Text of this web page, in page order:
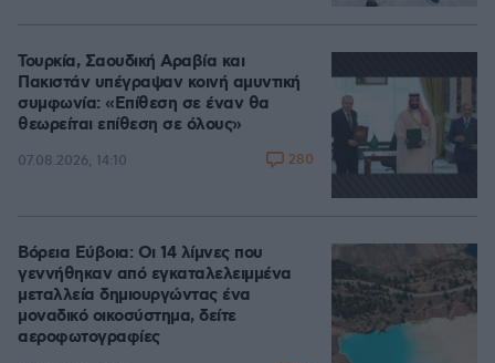
Τουρκία, Σαουδική Αραβία και
Πακιστάν υπέγραψαν κοινή αμυντική
συμφωνία: «Επίθεση σε έναν θα
θεωρείται επίθεση σε όλους»
07.08.2026, 14:10 280
Βόρεια Εύβοια: Οι 14 λίμνες που
γεννήθηκαν από εγκαταλελειμμένα
μεταλλεία δημιουργώντας ένα
μοναδικό οικοσύστημα, δείτε
αεροφωτογραφίες